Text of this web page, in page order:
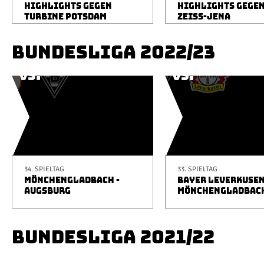
HIGHLIGHTS GEGEN
TURBINE POTSDAM
HIGHLIGHTS
ZEISS-JENA
BUNDESLIGA 2022/23
34. SPIELTAG
MÖNCHENGLADBACH -
AUGSBURG
33. SPIELTAG
BAYER
BUNDESLIGA 2021/22